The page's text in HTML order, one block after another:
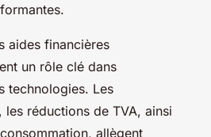
aides financières
un rôle clé dans
technologies. Les
les réductions de TVA, ainsi
allègent